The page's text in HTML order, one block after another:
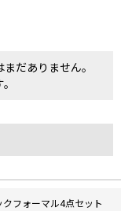
だありません。
フォーマル4点セット